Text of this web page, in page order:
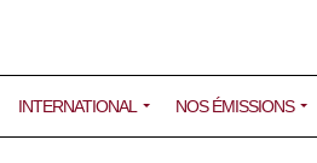
INTERNATIONAL NOS ÉMISSIONS